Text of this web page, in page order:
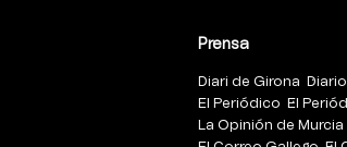
Prensa
Diari de Girona
El Periódico
El
La Opinión de Murcia